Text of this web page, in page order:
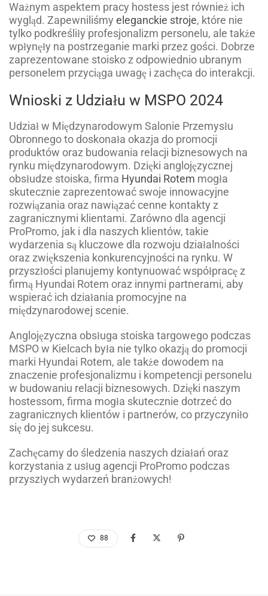
Ważnym aspektem pracy hostess jest również ich
wygląd. Zapewniliśmy eleganckie stroje, które nie
tylko podkreśliły profesjonalizm personelu, ale także
wpłynęły na postrzeganie marki przez gości. Dobrze
zaprezentowane stoisko z odpowiednio ubranym
personelem przyciąga uwagę i zachęca do interakcji.
Wnioski z Udziału w MSPO 2024
Udział w Międzynarodowym Salonie Przemysłu
Obronnego to doskonała okazja do promocji
produktów oraz budowania relacji biznesowych na
rynku międzynarodowym. Dzięki anglojęzycznej
obsłudze stoiska, firma Hyundai Rotem mogła
skutecznie zaprezentować swoje innowacyjne
rozwiązania oraz nawiązać cenne kontakty z
zagranicznymi klientami. Zarówno dla agencji
ProPromo, jak i dla naszych klientów, takie
wydarzenia są kluczowe dla rozwoju działalności
oraz zwiększenia konkurencyjności na rynku. W
przyszłości planujemy kontynuować współpracę z
firmą Hyundai Rotem oraz innymi partnerami, aby
wspierać ich działania promocyjne na
międzynarodowej scenie.
Anglojęzyczna obsługa stoiska targowego podczas
MSPO w Kielcach była nie tylko okazją do promocji
marki Hyundai Rotem, ale także dowodem na
znaczenie profesjonalizmu i kompetencji personelu
w budowaniu relacji biznesowych. Dzięki naszym
hostessom, firma mogła skutecznie dotrzeć do
zagranicznych klientów i partnerów, co przyczyniło
się do jej sukcesu.
Zachęcamy do śledzenia naszych działań oraz
korzystania z usług agencji ProPromo podczas
przyszłych wydarzeń branżowych!
88